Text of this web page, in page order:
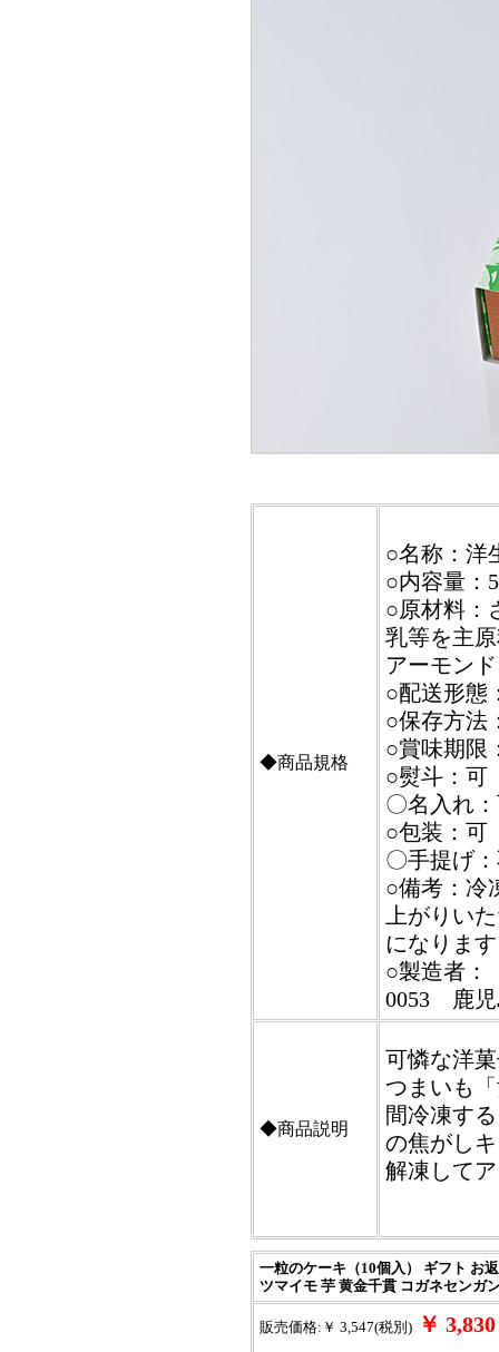
◆商品規格
○名称：洋
○内容量：
○原材料：
乳等を主
アーモン
○配送形態
○保存方法
○賞味期限
○熨斗：可
〇名入れ
○包装：可
〇手提げ
○備考：冷
上がりい
になりま
○製造者：
0053 鹿児
◆商品説明
可憐な洋
つまいも
間冷凍す
の焦がし
解凍して
一粒のケーキ（10個入） ギフト お
ツマイモ 芋 黄金千貫 コガネセンガ
販売価格:￥ 3,547(税別) ￥